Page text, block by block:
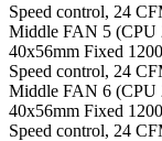
Speed control, 24
Middle FAN 5 (CPU
40х56mm Fixed
Speed control, 24
Middle FAN 6 (CPU
40х56mm Fixed
Speed control, 24